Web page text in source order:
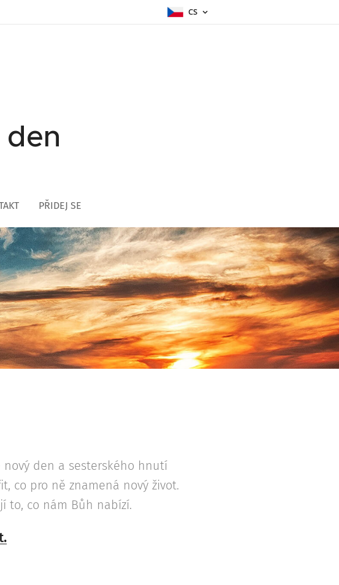
CS
PŘIDEJ SE
den a sesterského hnutí
co pro ně znamená nový život.
to, co nám Bůh nabízí.